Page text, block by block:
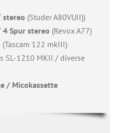
stereo (Studer A80VUII))
Spur stereo (Revox A77)
(Tascam 122 mkIII)
SL-1210 MKII / diverse
/ Micokassette